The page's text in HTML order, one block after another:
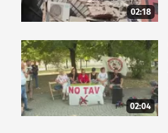
02:18
02:04